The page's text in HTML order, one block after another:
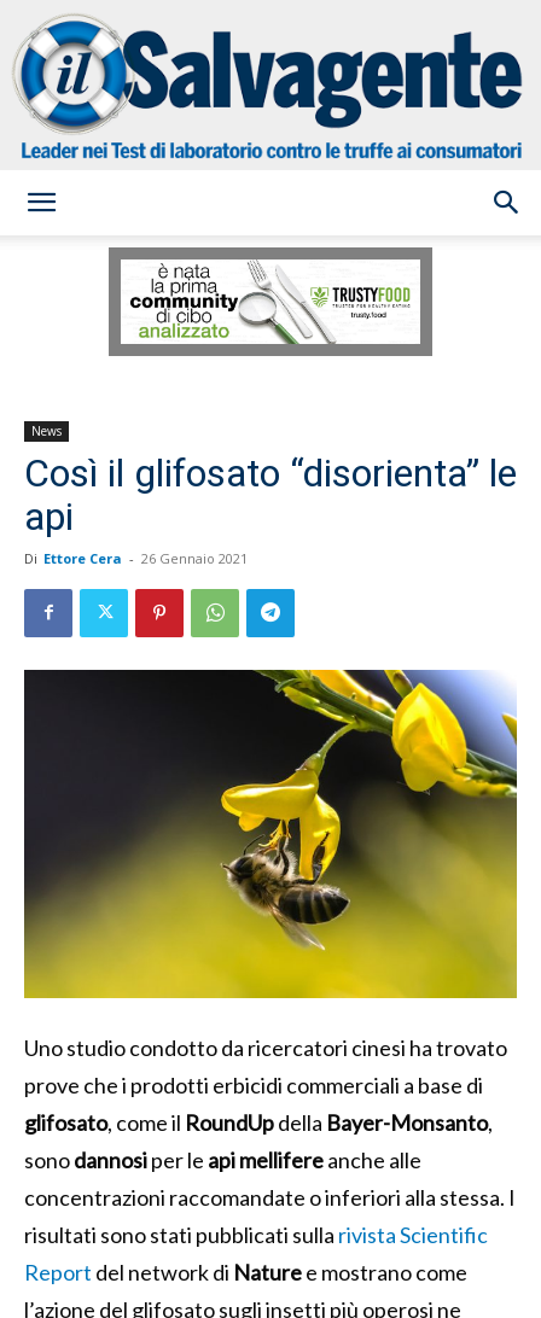
Salvagente
News
Così il glifosato “disorienta” le
api
Di Ettore Cera - 26 Gennaio 2021
Uno studio condotto da ricercatori cinesi ha trovato
prove che i prodotti erbicidi commerciali a base di
glifosato, come il RoundUpdella Bayer-Monsanto,
sonodannosiper le apimellifereanche alle
concentrazioni raccomandate o inferiori alla stessa. I
risultati sono stati pubblicati sulla rivista Scientific
Report del network di Naturee mostrano come
l’azione del glifosato sugli insetti più operosi ne